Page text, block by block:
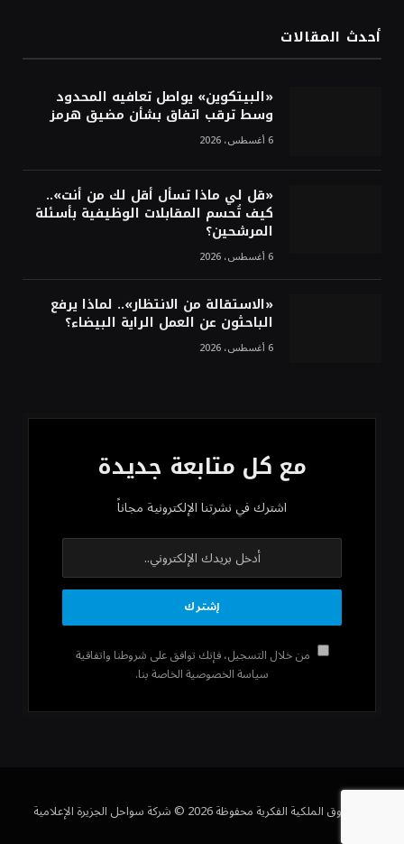
ترقب تطورات الوساطة بشأن الحرب
أحدث المقالات
«البيتكوين» يواصل تعافيه المحدود
وسط ترقب اتفاق بشأن مضيق هرمز
6 أغسطس، 2026
«قل لي ماذا تسأل أقل لك من أنت»..
كيف تُحسم المقابلات الوظيفية بأسئلة
المرشحين؟
6 أغسطس، 2026
«الاستقالة من الانتظار».. لماذا يرفع
الباحثون عن العمل الراية البيضاء؟
6 أغسطس، 2026
مع كل متابعة جديدة
اشترك في نشرتنا الإلكترونية مجاناً
من خلال التسجيل، فإنك توافق على شروطنا واتفاقية
سياسة الخصوصية الخاصة بنا.
كل حقوق الملكية الفكرية محفوظة 2026 © شركة سواحل الجزيرة الإعلامية